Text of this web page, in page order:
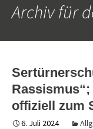
Archiv für
offiziell zum
6. Juli 2024